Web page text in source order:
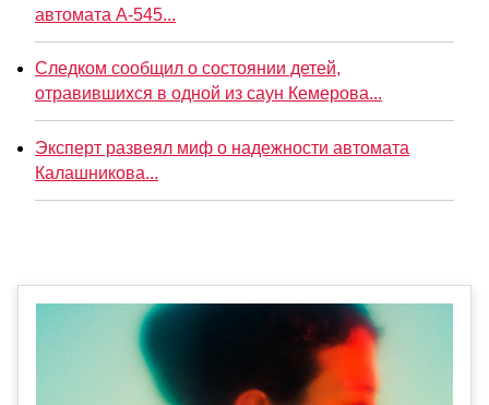
автомата А-545...
Следком сообщил о состоянии детей,
отравившихся в одной из саун Кемерова...
Эксперт развеял миф о надежности автомата
Калашникова...